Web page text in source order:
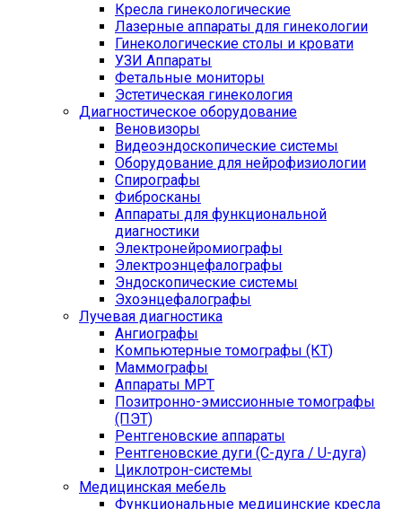
Кресла гинекологические
Лазерные аппараты для гинекологии
Гинекологические столы и кровати
УЗИ Аппараты
Фетальные мониторы
Эстетическая гинекология
Диагностическое оборудование
Веновизоры
Видеоэндоскопические системы
Оборудование для нейрофизиологии
Спирографы
Фибросканы
Аппараты для функциональной
диагностики
Электронейромиографы
Электроэнцефалографы
Эндоскопические системы
Эхоэнцефалографы
Лучевая диагностика
Ангиографы
Компьютерные томографы (КТ)
Маммографы
Аппараты МРТ
Позитронно-эмиссионные томографы
(ПЭТ)
Рентгеновские аппараты
Рентгеновские дуги (С-дуга / U-дуга)
Циклотрон-системы
Медицинская мебель
Функциональные медицинские кресла